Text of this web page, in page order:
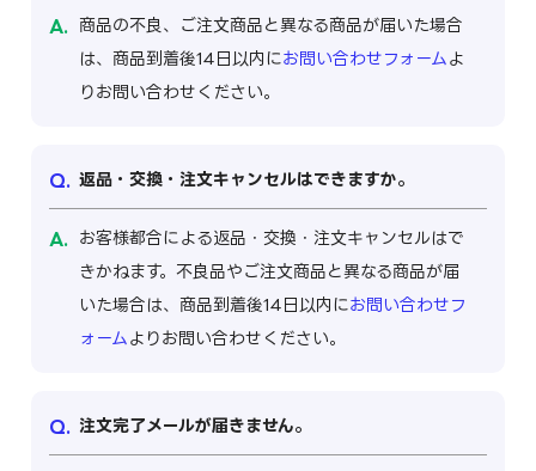
商品の不良、ご注文商品と異なる商品が届いた場合
は、商品到着後14日以内に お問い合わせフォーム よ
りお問い合わせください。
返品・交換・注文キャンセルはできますか。
お客様都合による返品・交換・注文キャンセルはで
きかねます。不良品やご注文商品と異なる商品が届
いた場合は、商品到着後14日以内に お問い合わせフ
ォーム よりお問い合わせください。
注文完了メールが届きません。